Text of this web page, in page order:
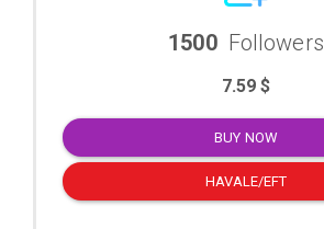
1500 Followers
7.59 $
BUY NOW
HAVALE/EFT